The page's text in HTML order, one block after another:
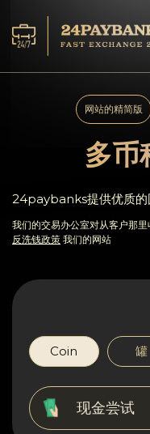
服务
合作伙伴
反馈
规则
隐私
联系方式
多币
网站的精简版
24paybanks提供优质的
我们的交易办公室对从客户那
反洗钱政策 我们的网站
Coin 罐
现金尝试